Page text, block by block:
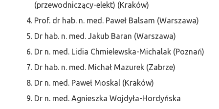
(przewodniczący-elekt) (Kraków)
Prof. dr hab. n. med. Paweł Balsam (Warszawa)
Dr hab. n. med. Jakub Baran (Warszawa)
Dr n. med. Lidia Chmielewska-Michalak (Poznań)
Dr hab. n. med. Michał Mazurek (Zabrze)
Dr n. med. Paweł Moskal (Kraków)
Dr n. med. Agnieszka Wojdyła-Hordyńska